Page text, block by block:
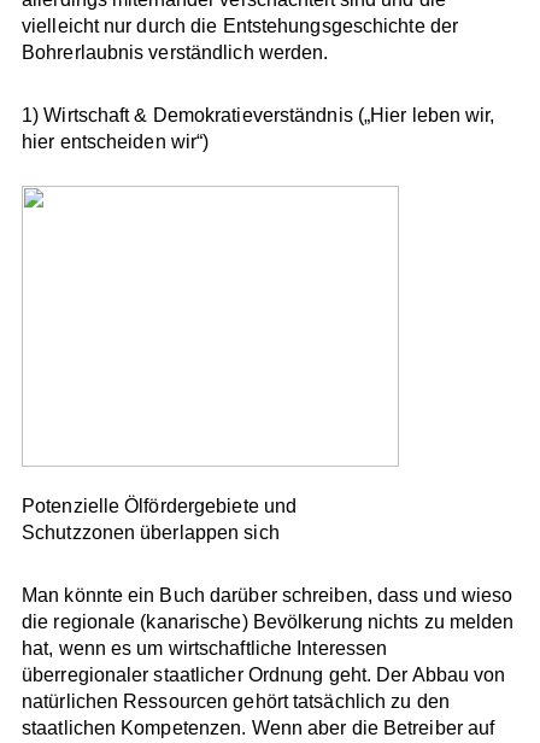
vielleicht nur durch die Entstehungsgeschichte der
Bohrerlaubnis verständlich werden.
1) Wirtschaft & Demokratieverständnis („Hier leben wir,
hier entscheiden wir“)
Potenzielle Ölfördergebiete und
Schutzzonen überlappen sich
Man könnte ein Buch darüber schreiben, dass und wieso
die regionale (kanarische) Bevölkerung nichts zu melden
hat, wenn es um wirtschaftliche Interessen
überregionaler staatlicher Ordnung geht. Der Abbau von
natürlichen Ressourcen gehört tatsächlich zu den
staatlichen Kompetenzen. Wenn aber die Betreiber auf